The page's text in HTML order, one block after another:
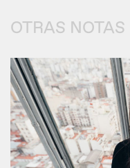
OTRAS NOTAS